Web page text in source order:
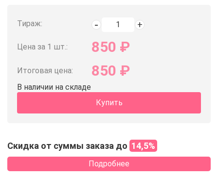
Тираж:
Цена за 1 шт.: 850 ₽
Итоговая цена: 850 ₽
В наличии на складе
Купить
Скидка от суммы заказа до 14,5%
Подробнее